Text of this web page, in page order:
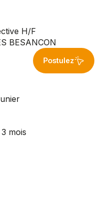
H/F
BESANCON
Postulez
3 mois